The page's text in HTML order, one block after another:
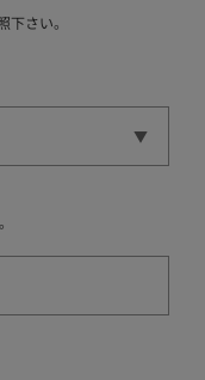
下さい。